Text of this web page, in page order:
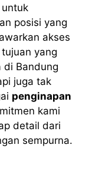
posisi yang
akses
yang
di Bandung
juga tak
penginapan
kami
detail dari
sempurna.